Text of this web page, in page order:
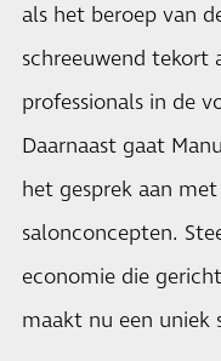
als het beroep van
schreeuwend tekort
professionals in de
Daarnaast gaat
het gesprek aan
salonconcepten.
economie die
maakt nu een uniek